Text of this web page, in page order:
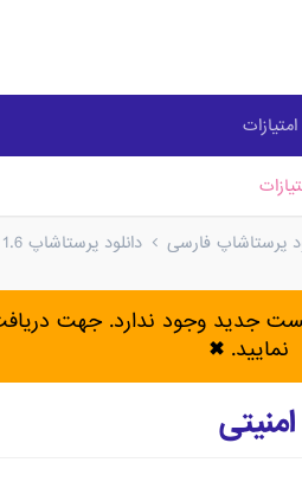
پرستاشاپ فارسی دانلود پرستاشاپ 1.6
جدید وجود ندارد. جهت
نمایید. ✖